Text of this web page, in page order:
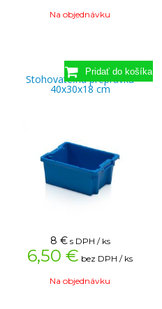
Na objednávku
Stohovateľná prepravka
40x30x18 cm
8 € s DPH / ks
6,50 € bez DPH / ks
Na objednávku